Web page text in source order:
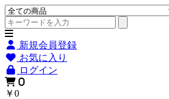
新規会員登録
お気に入り
ログイン
0
￥0